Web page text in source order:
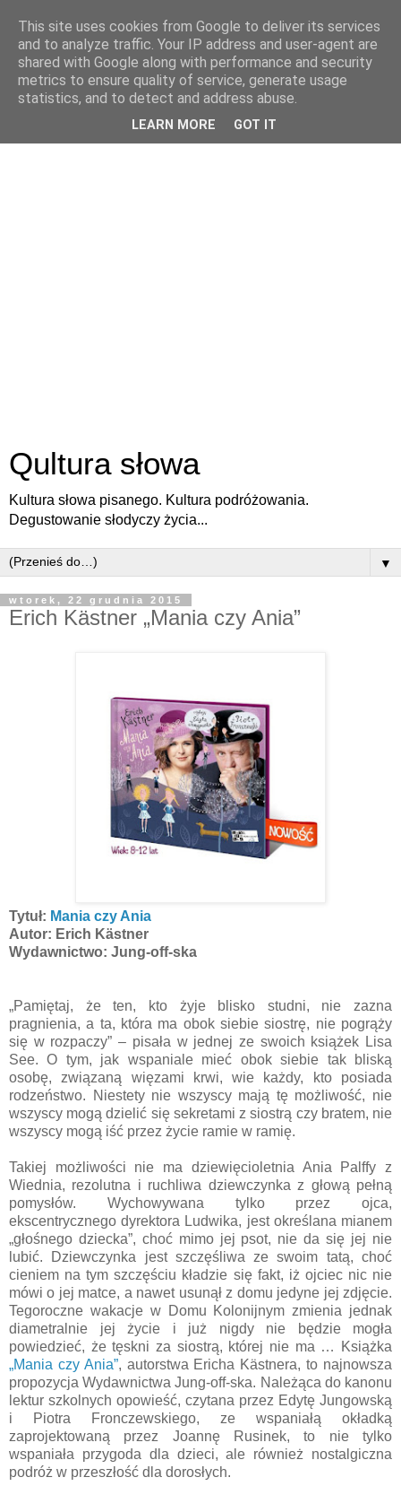
Qultura słowa
Kultura słowa pisanego. Kultura podróżowania.
Degustowanie słodyczy życia...
▼
wtorek, 22 grudnia 2015
Erich Kästner „Mania czy Ania”
Tytuł: Mania czy Ania
Autor: Erich Kästner
Wydawnictwo: Jung-off-ska
„Pamiętaj, że ten, kto żyje blisko studni, nie zazna
pragnienia, a ta, która ma obok siebie siostrę, nie pogrąży
się w rozpaczy” – pisała w jednej ze swoich książek Lisa
See. O tym, jak wspaniale mieć obok siebie tak bliską
osobę, związaną więzami krwi, wie każdy, kto posiada
rodzeństwo. Niestety nie wszyscy mają tę możliwość, nie
wszyscy mogą dzielić się sekretami z siostrą czy bratem, nie
wszyscy mogą iść przez życie ramie w ramię.
Takiej możliwości nie ma dziewięcioletnia Ania Palffy z
Wiednia, rezolutna i ruchliwa dziewczynka z głową pełną
pomysłów. Wychowywana tylko przez ojca,
ekscentrycznego dyrektora Ludwika, jest określana mianem
„głośnego dziecka”, choć mimo jej psot, nie da się jej nie
lubić. Dziewczynka jest szczęśliwa ze swoim tatą, choć
cieniem na tym szczęściu kładzie się fakt, iż ojciec nic nie
mówi o jej matce, a nawet usunął z domu jedyne jej zdjęcie.
Tegoroczne wakacje w Domu Kolonijnym zmienia jednak
diametralnie jej życie i już nigdy nie będzie mogła
powiedzieć, że tęskni za siostrą, której nie ma … Książka
„Mania czy Ania”, autorstwa Ericha Kästnera, to najnowsza
propozycja Wydawnictwa Jung-off-ska. Należąca do kanonu
lektur szkolnych opowieść, czytana przez Edytę Jungowską
i Piotra Fronczewskiego, ze wspaniałą okładką
zaprojektowaną przez Joannę Rusinek, to nie tylko
wspaniała przygoda dla dzieci, ale również nostalgiczna
podróż w przeszłość dla dorosłych.
This site uses cookies from Google to deliver its services
and to analyze traffic. Your IP address and user-agent are
shared with Google along with performance and security
metrics to ensure quality of service, generate usage
statistics, and to detect and address abuse.
LEARN MORE GOT IT